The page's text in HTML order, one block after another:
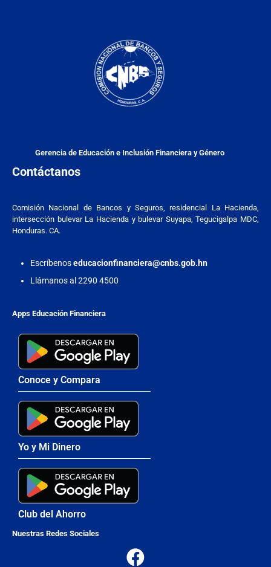
Gerencia de Educación e Inclusión Financiera y Género
Contáctanos
Comisión Nacional de Bancos y Seguros, residencial La Hacienda,
intersección bulevar La Hacienda y bulevar Suyapa, Tegucigalpa MDC,
Honduras. CA.
Escríbenoseducacionfinanciera@cnbs.gob.hn
Llámanos al 2290 4500
Apps Educación Financiera
Conoce y Compara
Yo y Mi Dinero
Club del Ahorro
Nuestras Redes Sociales